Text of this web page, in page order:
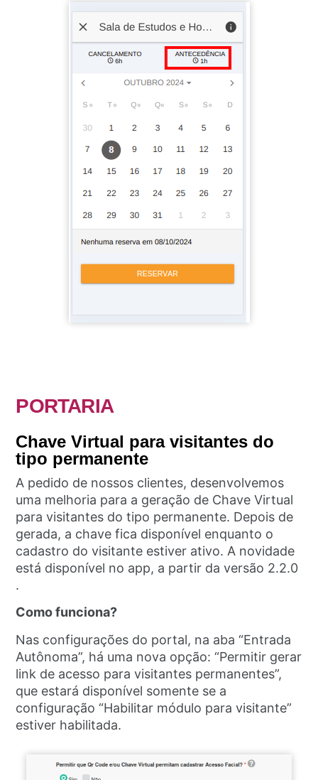
PORTARIA
Chave Virtual para visitantes do
tipo permanente
A pedido de nossos clientes, desenvolvemos
uma melhoria para a geração de Chave Virtual
para visitantes do tipo permanente. Depois de
gerada, a chave fica disponível enquanto o
cadastro do visitante estiver ativo. A novidade
está disponível no app, a partir da versão 2.2.0
.
Como funciona?
Nas configurações do portal, na aba “Entrada
Autônoma”, há uma nova opção: “Permitir gerar
link de acesso para visitantes permanentes”,
que estará disponível somente se a
configuração “Habilitar módulo para visitante”
estiver habilitada.